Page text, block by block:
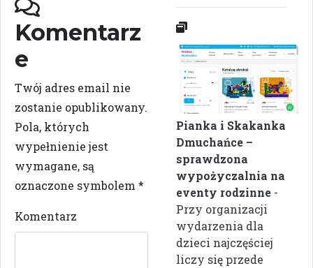
Komentarz
e
Twój adres email nie
zostanie opublikowany.
Pola, których
wypełnienie jest
wymagane, są
oznaczone symbolem *
Komentarz
Pianka i Skakanka
Dmuchańce –
sprawdzona
wypożyczalnia na
eventy rodzinne -
Przy organizacji
wydarzenia dla
dzieci najczęściej
liczy się przede